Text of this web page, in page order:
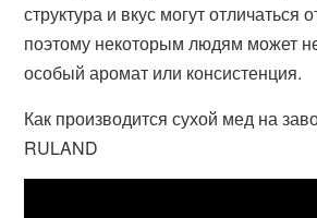
структура и вкус могут отличаться
поэтому некоторым людям может
особый аромат или консистенция.
Как производится сухой мед на
RULAND